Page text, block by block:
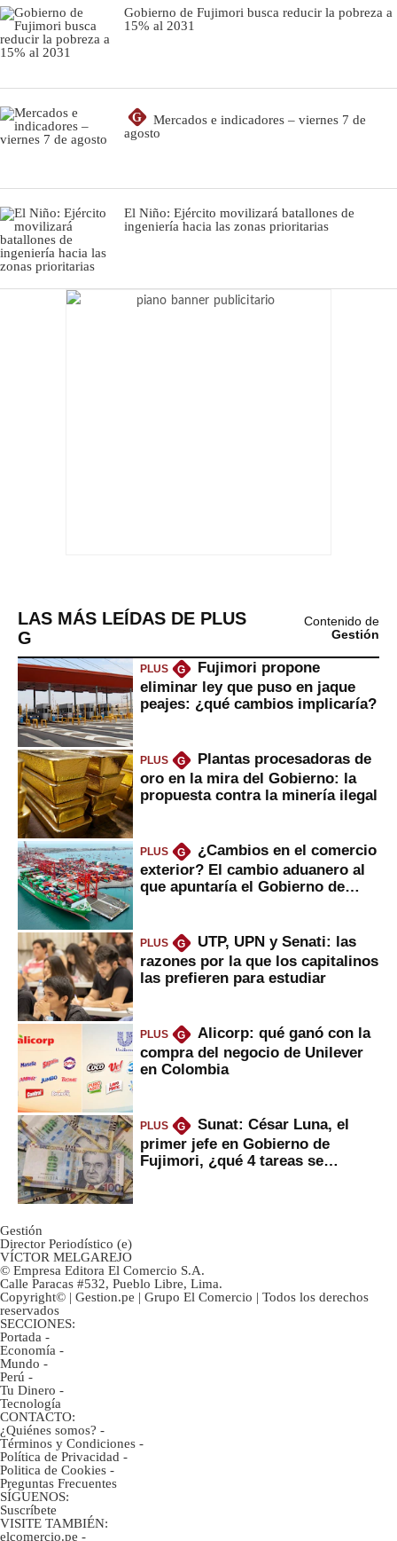
Gobierno de Fujimori busca reducir la pobreza a
15% al 2031
G
Mercados e indicadores – viernes 7 de
agosto
El Niño: Ejército movilizará batallones de
ingeniería hacia las zonas prioritarias
LAS MÁS LEÍDAS DE PLUS
G
Contenido de
Gestión
PLUS G
Fujimori propone
eliminar ley que puso en jaque
peajes: ¿qué cambios implicaría?
PLUS G
Plantas procesadoras de
oro en la mira del Gobierno: la
propuesta contra la minería ilegal
PLUS G
¿Cambios en el comercio
exterior? El cambio aduanero al
que apuntaría el Gobierno de
PLUS G
UTP, UPN y Senati: las
razones por la que los capitalinos
las prefieren para estudiar
PLUS G
Alicorp: qué ganó con la
compra del negocio de Unilever
en Colombia
PLUS G
Sunat: César Luna, el
primer jefe en Gobierno de
Fujimori, ¿qué 4 tareas se
Gestión
Director Periodístico (e)
VÍCTOR MELGAREJO
© Empresa Editora El Comercio S.A.
Calle Paracas #532, Pueblo Libre, Lima.
Copyright© | Gestion.pe | Grupo El Comercio | Todos los derechos
reservados
SECCIONES:
Portada -
Economía -
Mundo -
Perú -
Tu Dinero -
Tecnología
CONTACTO:
¿Quiénes somos? -
Términos y Condiciones -
Política de Privacidad -
Politica de Cookies -
Preguntas Frecuentes
SÍGUENOS:
Suscríbete
VISITE TAMBIÉN:
elcomercio.pe -